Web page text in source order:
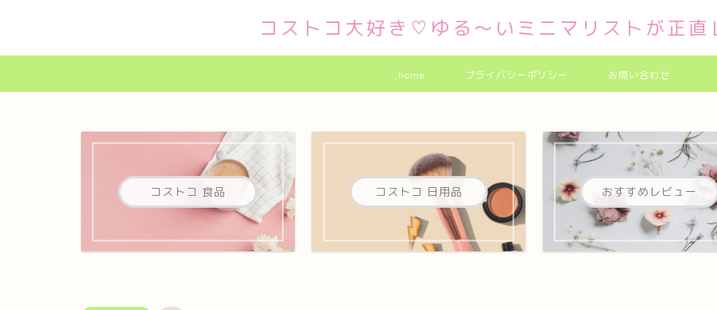
コストコ大好き♡ゆる～いミニマリストが正直
home プライバシーポリシー お問い合わせ
コストコ 食品 コストコ 日用品 おすすめレビュー